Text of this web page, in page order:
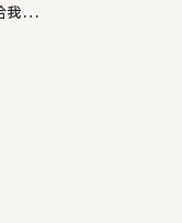
这是Sablog的模板？博主可以分享给我吗，谢谢